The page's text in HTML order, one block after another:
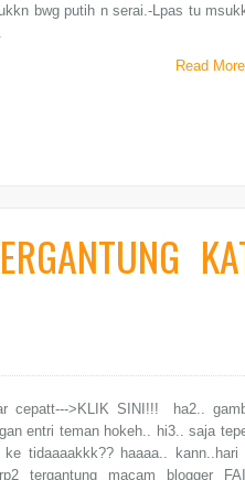
bwg putih n serai.-Lpas tu
Read More
cepatt--->KLIK SINI!!! ha2..
entri teman hokeh.. hi3.. saja
tidaaaakkk?? haaaa.. kann..hari
tergantung macam blogger